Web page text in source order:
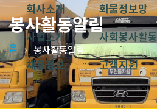
회사소개
화물정보망
사업소개
사회봉사활동
채용정보
고객지원
봉사활동알림
홈 봉사활동알림